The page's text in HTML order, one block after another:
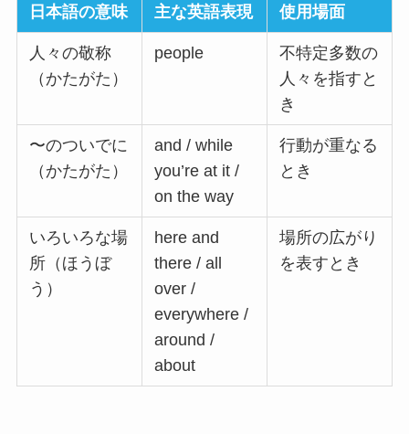
日本語の意味 主な英語表現 使用場面
人々の敬称
（かたがた）
people
不特定多数の
人々を指すと
き
〜のついでに
（かたがた）
and / while
you’re at it /
on the way
行動が重なる
とき
いろいろな場
所（ほうぼ
う）
here and
there / all
over /
everywhere /
around /
about
場所の広がり
を表すとき